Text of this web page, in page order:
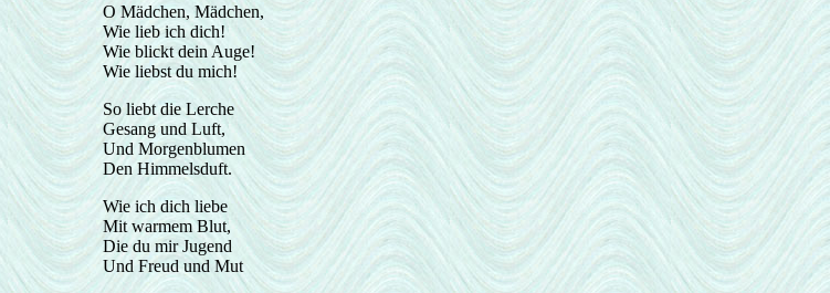
O Mädchen, Mädchen,
Wie lieb ich dich!
Wie blickt dein Auge!
Wie liebst du mich!
So liebt die Lerche
Gesang und Luft,
Und Morgenblumen
Den Himmelsduft.
Wie ich dich liebe
Mit warmem Blut,
Die du mir Jugend
Und Freud und Mut